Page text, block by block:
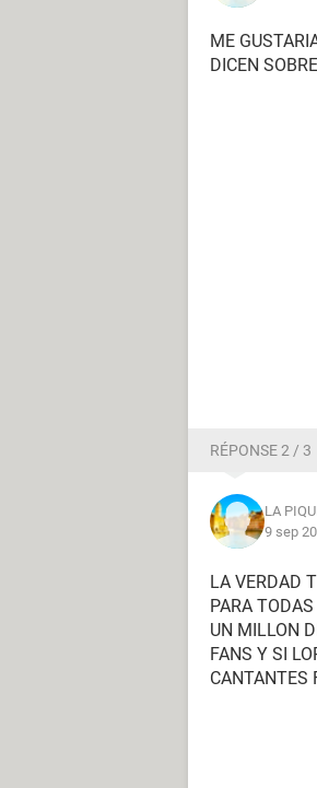
ME
DICEN
RÉPONSE 2 / 3
LA
9 sep
LA VERDAD
PARA
UN MILLON
FANS Y SI
CANTANTES